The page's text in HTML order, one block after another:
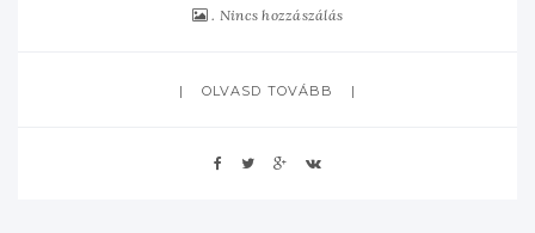
Nincs hozzászálás
OLVASD TOVÁBB